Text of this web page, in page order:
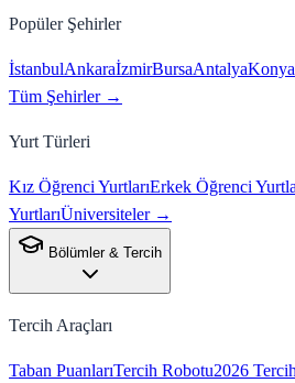
Popüler Şehirler
İstanbulAnkaraİzmirBursaAntalyaKonya
Tüm Şehirler →
Yurt Türleri
Kız Öğrenci YurtlarıErkek Öğrenci
YurtlarıÜniversiteler →
Bölümler & Tercih
Tercih Araçları
Taban PuanlarıTercih Robotu2026